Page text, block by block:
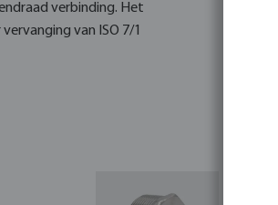
verbinding. Het
van ISO 7/1